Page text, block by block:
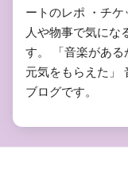
ートのレポ ・チ
人や物事で気にな
す。 「音楽がある
元気をもらえた」
ブログです。